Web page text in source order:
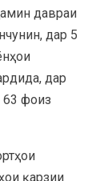
давраи
дар 5
дар
63 фоиз
қарзии